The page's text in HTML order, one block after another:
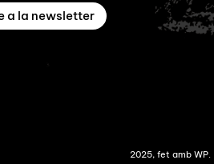
a la newsletter
2025, fet amb WP. |